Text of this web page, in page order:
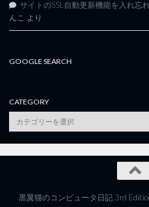
サイトのSSL自動更新機能を入れ忘
んこ より
GOOGLE SEARCH
CATEGORY
category
黒翼猫のコンピュータ日記 3rd